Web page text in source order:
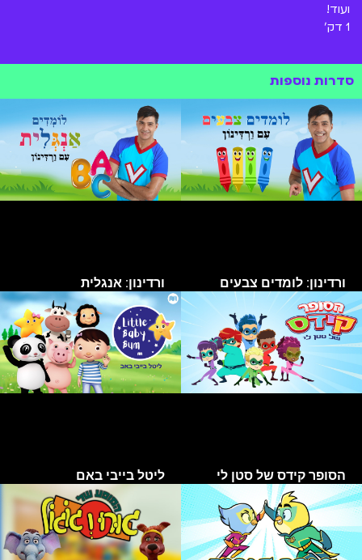
ועוד!
1 דק'
סדרות נוספות
ורדינון: לומדים צבעים ורדינון: אנגלית
הסופר קידס של סטן לי ליטל בייבי באם